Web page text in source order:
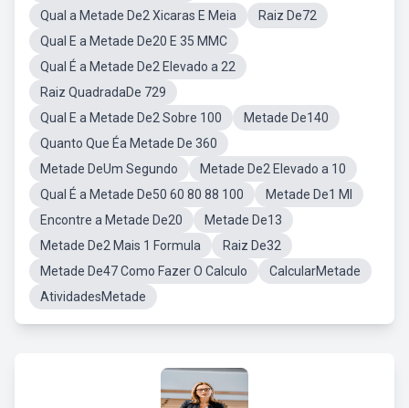
Qual a Metade De2 Xicaras E Meia
Raiz De72
Qual E a Metade De20 E 35 MMC
Qual É a Metade De2 Elevado a 22
Raiz QuadradaDe 729
Qual E a Metade De2 Sobre 100
Metade De140
Quanto Que Éa Metade De 360
Metade DeUm Segundo
Metade De2 Elevado a 10
Qual É a Metade De50 60 80 88 100
Metade De1 Ml
Encontre a Metade De20
Metade De13
Metade De2 Mais 1 Formula
Raiz De32
Metade De47 Como Fazer O Calculo
CalcularMetade
AtividadesMetade